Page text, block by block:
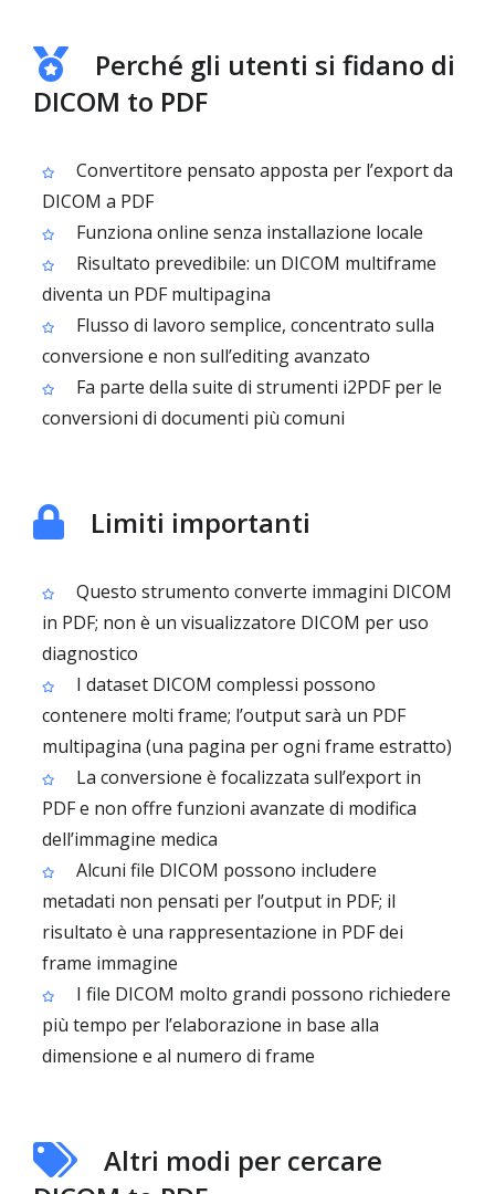
Perché gli utenti si fidano di
DICOM to PDF
Convertitore pensato apposta per l’export da
DICOM a PDF
Funziona online senza installazione locale
Risultato prevedibile: un DICOM multiframe
diventa un PDF multipagina
Flusso di lavoro semplice, concentrato sulla
conversione e non sull’editing avanzato
Fa parte della suite di strumenti i2PDF per le
conversioni di documenti più comuni
Limiti importanti
Questo strumento converte immagini DICOM
in PDF; non è un visualizzatore DICOM per uso
diagnostico
I dataset DICOM complessi possono
contenere molti frame; l’output sarà un PDF
multipagina (una pagina per ogni frame estratto)
La conversione è focalizzata sull’export in
PDF e non offre funzioni avanzate di modifica
dell’immagine medica
Alcuni file DICOM possono includere
metadati non pensati per l’output in PDF; il
risultato è una rappresentazione in PDF dei
frame immagine
I file DICOM molto grandi possono richiedere
più tempo per l’elaborazione in base alla
dimensione e al numero di frame
Altri modi per cercare